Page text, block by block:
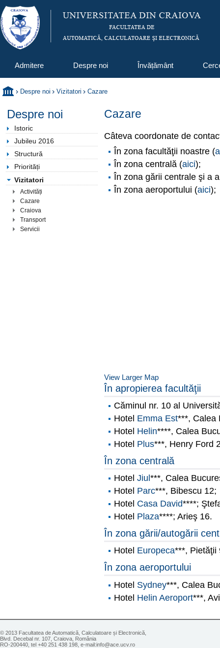
Admitere Despre noi Învățământ
Despre noi Vizitatori Cazare
Despre noi
Istoric
Jubileu 2016
Structură
Priorități
Vizitatori
Activități
Cazare
Craiova
Transport
Servicii
Cazare
Câteva coordonate de
În zona facultăţii noastre (
În zona centrală (aici);
În zona gării centrale şi a
În zona aeroportului (aici);
View Larger Map
În apropierea facultăţii
Căminul nr. 10 al
Hotel Emma Est***, Calea
Hotel Helin****, Calea
Hotel Plus***, Henry Ford
În zona centrală
Hotel Jiul ***, Calea
Hotel Parc***, Bibescu 12;
Hotel Casa David****;
Hotel Plaza****; Arieş 16.
În zona gării/autogării
Hotel Europeca***, Pietăţii
În zona aeroportului
Hotel Sydney***, Calea
Hotel Helin Aeroport***,
© 2013 Facultatea de Automatică, Calculatoare și Electronică,
Blvd. Decebal nr. 107, Craiova, România
RO-200440, tel +40 251 438 198, e-mail:info@ace.ucv.ro